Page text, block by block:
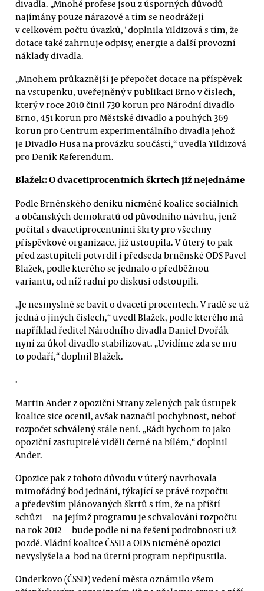
divadla. „Mnohé profese jsou z úsporných důvodů
najímány pouze nárazově a tím se neodrážejí
v celkovém počtu úvazků," doplnila Yildizová s tím, že
dotace také zahrnuje odpisy, energie a další provozní
náklady divadla.
„Mnohem průkaznější je přepočet dotace na příspěvek
na vstupenku, uveřejněný v publikaci Brno v číslech,
který v roce 2010 činil 730 korun pro Národní divadlo
Brno, 451 korun pro Městské divadlo a pouhých 369
korun pro Centrum experimentálního divadla jehož
je Divadlo Husa na provázku součástí,“ uvedla Yildizová
pro Deník Referendum.
Blažek: O dvacetiprocentních škrtech již nejednáme
Podle Brněnského deníku nicméně koalice sociálních
a občanských demokratů od původního návrhu, jenž
počítal s dvacetiprocentními škrty pro všechny
příspěvkové organizace, již ustoupila. V úterý to pak
před zastupiteli potvrdil i předseda brněnské ODS Pavel
Blažek, podle kterého se jednalo o předběžnou
variantu, od níž radní po diskusi odstoupili.
„Je nesmyslné se bavit o dvaceti procentech. V radě se už
jedná o jiných číslech,“ uvedl Blažek, podle kterého má
například ředitel Národního divadla Daniel Dvořák
nyní za úkol divadlo stabilizovat. „Uvidíme zda se mu
to podaří,“ doplnil Blažek.
.
Martin Ander z opoziční Strany zelených pak ústupek
koalice sice ocenil, avšak naznačil pochybnost, neboť
rozpočet schválený stále není. „Rádi bychom to jako
opoziční zastupitelé viděli černé na bílém,“ doplnil
Ander.
Opozice pak z tohoto důvodu v úterý navrhovala
mimořádný bod jednání, týkající se právě rozpočtu
a především plánovaných škrtů s tím, že na příští
schůzi — na jejímž programu je schvalování rozpočtu
na rok 2012 — bude podle ní na řešení podrobností už
pozdě. Vládní koalice ČSSD a ODS nicméně opozici
nevyslyšela a bod na úterní program nepřipustila.
Onderkovo (ČSSD) vedení města oznámilo všem